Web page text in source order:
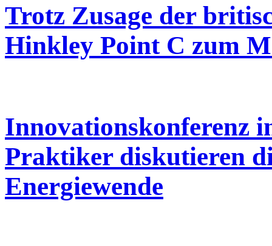
Trotz Zusage der
Hinkley Point C zum
Innovationskonferenz
Praktiker diskutieren
Energiewende